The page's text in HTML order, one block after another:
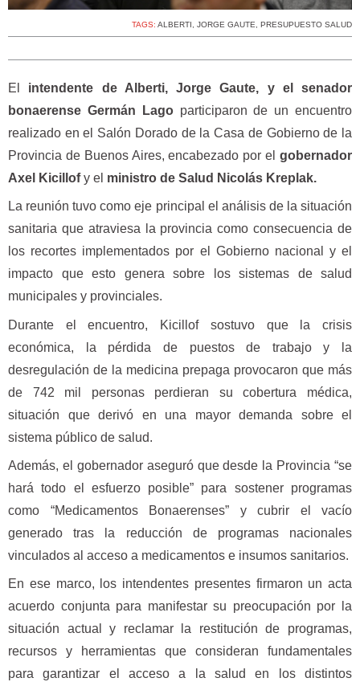
TAGS: ALBERTI , JORGE GAUTE, PRESUPUESTO SALUD
El
intendente de Alberti, Jorge Gaute, y el senador
bonaerense Germán Lagoparticiparon de un encuentro
realizado en el Salón Dorado de la Casa de Gobierno de la
Provincia de Buenos Aires, encabezado por el gobernador
Axel Kicillofy el ministro de Salud Nicolás Kreplak.
La reunión tuvo como eje principal el análisis de la situación
sanitaria que atraviesa la provincia como consecuencia de
los recortes implementados por el Gobierno nacional y el
impacto que esto genera sobre los sistemas de salud
municipales y provinciales.
Durante el encuentro, Kicillof sostuvo que la crisis
económica, la pérdida de puestos de trabajo y la
desregulación de la medicina prepaga provocaron que más
de 742 mil personas perdieran su cobertura médica,
situación que derivó en una mayor demanda sobre el
sistema público de salud.
Además, el gobernador aseguró que desde la Provincia “se
hará todo el esfuerzo posible” para sostener programas
como “Medicamentos Bonaerenses” y cubrir el vacío
generado tras la reducción de programas nacionales
vinculados al acceso a medicamentos e insumos sanitarios.
En ese marco, los intendentes presentes firmaron un acta
acuerdo conjunta para manifestar su preocupación por la
situación actual y reclamar la restitución de programas,
recursos y herramientas que consideran fundamentales
para garantizar el acceso a la salud en los distintos